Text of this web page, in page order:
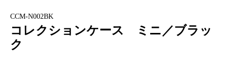
CCM-N002BK
コレクションケース ミニ／ブラッ
ク